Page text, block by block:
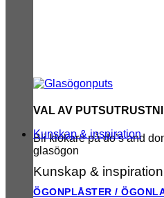
VAL AV
Bli klokare på do’s and
glasögon
Kunskap & inspiration
Kunskap & inspiration
ÖGONPLÅSTER /